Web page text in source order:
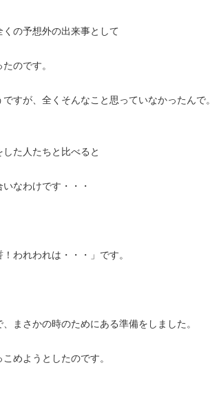
の予想外の出来事として
のです。
すが、全くそんなこと思っていなかったんで。
た人たちと比べると
なわけです・・・
われわれは・・・」です。
まさかの時のためにある準備をしました。
めようとしたのです。